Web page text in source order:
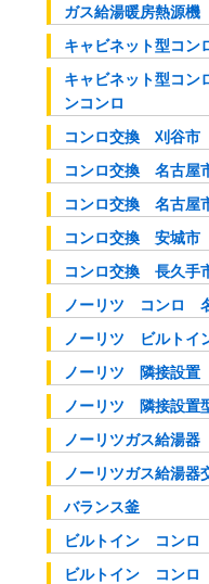
ガス給湯暖房熱源機
キャビネット型コ
キャビネット型コン
ンコンロ
コンロ交換 刈谷市
コンロ交換 名古屋
コンロ交換 名古屋
コンロ交換 安城
コンロ交換 長久手
ノーリツ コンロ
ノーリツ ビルトイ
ノーリツ 隣接設置
ノーリツ 隣接設置
ノーリツガス給湯
ノーリツガス給湯
バランス釜
ビルトイン コン
ビルトイン コン